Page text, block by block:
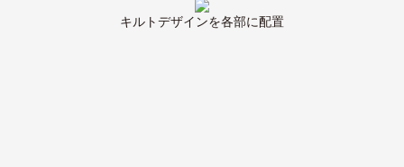
キルトデザインを各部に配置